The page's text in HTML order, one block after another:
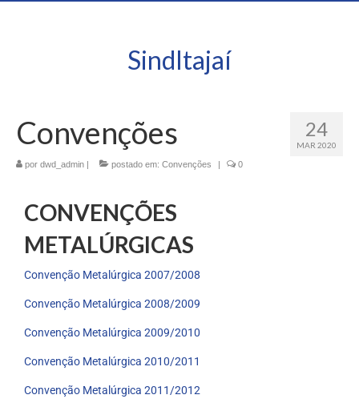
SindItajaí
24
MAR 2020
Convenções
por dwd_admin | postado em: Convenções | 0
CONVENÇÕES
METALÚRGICAS
Convenção Metalúrgica 2007/2008
Convenção Metalúrgica 2008/2009
Convenção Metalúrgica 2009/2010
Convenção Metalúrgica 2010/2011
Convenção Metalúrgica 2011/2012